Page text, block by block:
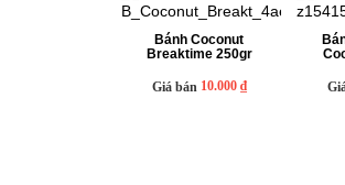
Bánh Coconut
Breaktime 250gr
Giá bán 10.000 ₫